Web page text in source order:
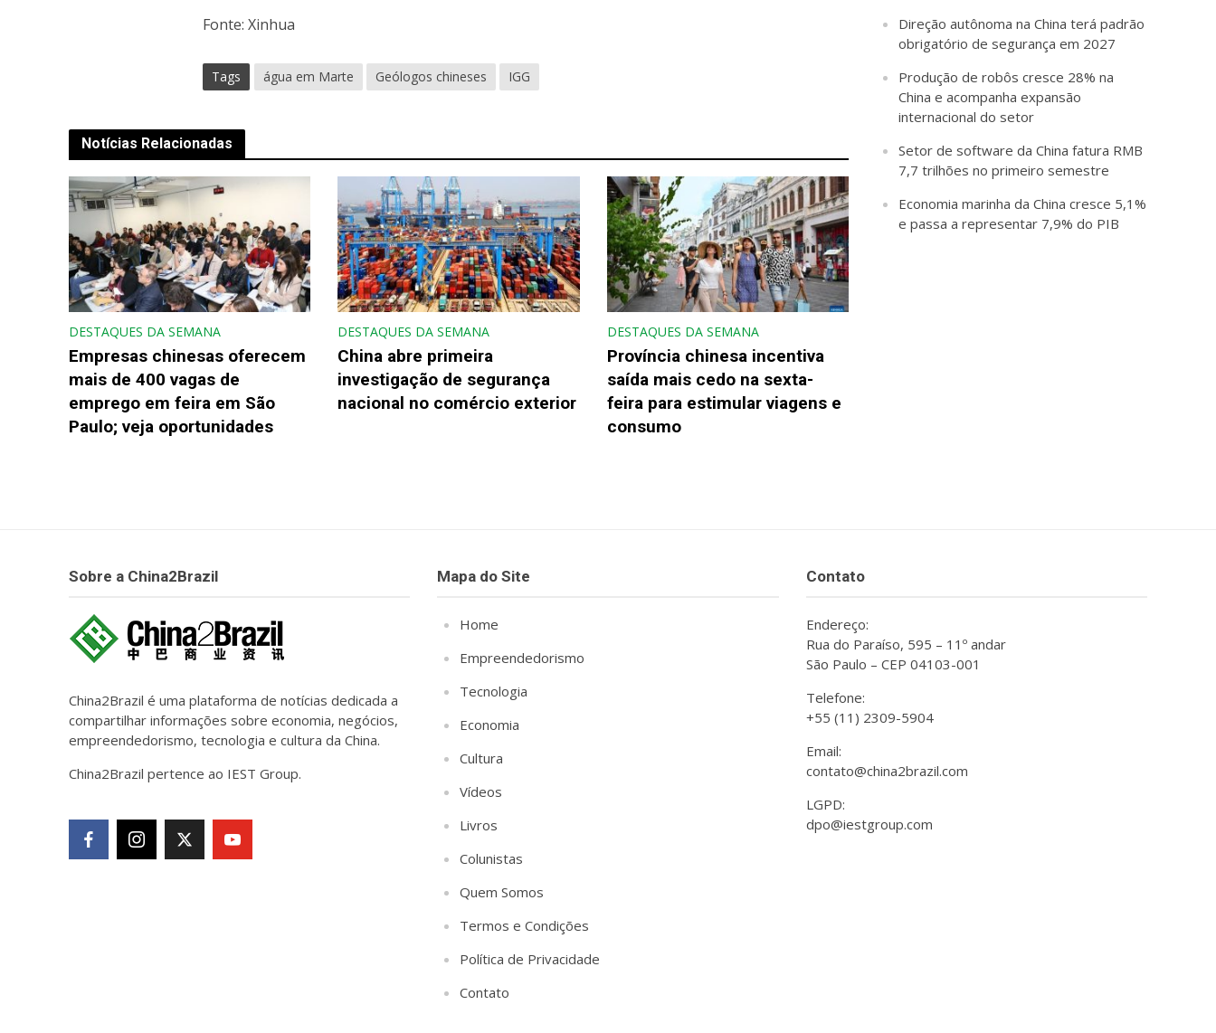
Fonte: Xinhua
Tags água em Marte Geólogos chineses IGG
Notícias Relacionadas
DESTAQUES DA SEMANA
Empresas chinesas oferecem
mais de 400 vagas de
emprego em feira em São
Paulo; veja oportunidades
DESTAQUES DA SEMANA
China abre primeira
investigação de segurança
nacional no comércio exterior
DESTAQUES DA SEMANA
Província chinesa incentiva
saída mais cedo na sexta-
feira para estimular viagens e
consumo
Direção autônoma na China terá padrão
obrigatório de segurança em 2027
Produção de robôs cresce 28% na
China e acompanha expansão
internacional do setor
Setor de software da China fatura RMB
7,7 trilhões no primeiro semestre
Economia marinha da China cresce 5,1%
e passa a representar 7,9% do PIB
Sobre a China2Brazil
China2Brazil é uma plataforma de notícias dedicada a
compartilhar informações sobre economia, negócios,
empreendedorismo, tecnologia e cultura da China.
China2Brazil pertence ao IEST Group.
Mapa do Site
Home
Empreendedorismo
Tecnologia
Economia
Cultura
Vídeos
Livros
Colunistas
Quem Somos
Termos e Condições
Política de Privacidade
Contato
Contato
Endereço:
Rua do Paraíso, 595 – 11º andar
São Paulo – CEP 04103-001
Telefone:
+55 (11) 2309-5904
Email:
contato@china2brazil.com
LGPD:
dpo@iestgroup.com